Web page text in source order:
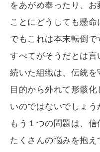
をあがめ奉ったり、
ことにどうしても懸命
でもこれは本末転倒で
すべてがそうだとは言
続いた組織は、伝統
目的から外れて形骸
いのではないでしょう
もう１つの問題は、信
たくさんの悩みを抱